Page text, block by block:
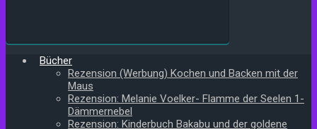
Bücher
Rezension (Werbung) Kochen und Backen mit der
Maus
Rezension: Melanie Voelker- Flamme der Seelen 1-
Dämmernebel
Rezension: Kinderbuch Bakabu und der goldene